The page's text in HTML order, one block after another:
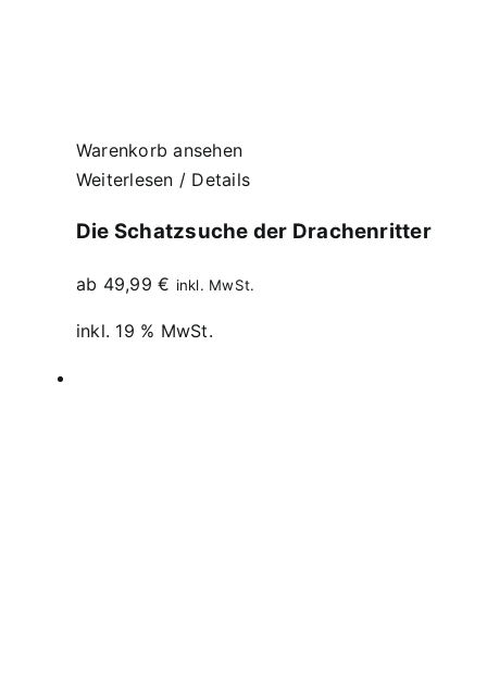
Warenkorb ansehen
Weiterlesen / Details
Die Schatzsuche der Drachenritter
ab 49,99€ inkl. MwSt.
inkl. 19 % MwSt.